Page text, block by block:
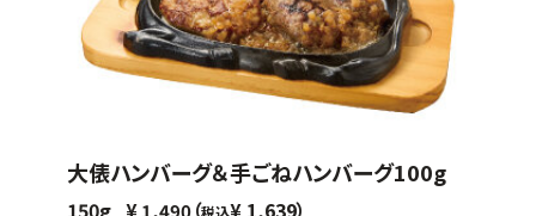
大俵ハンバーグ＆手ごねハンバーグ100g
150g ¥1,490（税込¥1,639）